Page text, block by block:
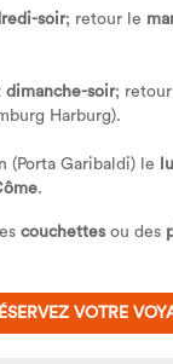
soir; retour le
dimanche-soir;
Harburg).
(Porta Garibaldi) le
.
couchettesou des
VOTRE